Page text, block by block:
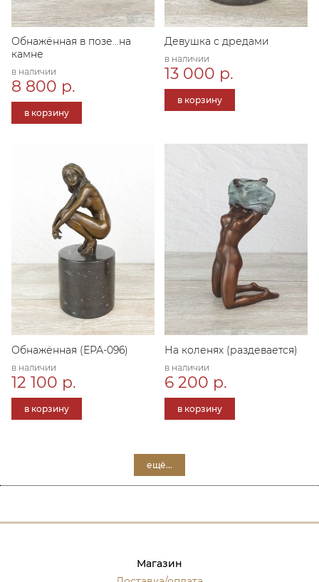
Обнажённая в позе...на
камне
в наличии
8 800 р.
в корзину
Девушка с дредами
в наличии
13 000 р.
в корзину
Обнажённая (ЕРА-096)
в наличии
12 100 р.
в корзину
На коленях (раздевается)
в наличии
6 200 р.
в корзину
ещё...
Магазин